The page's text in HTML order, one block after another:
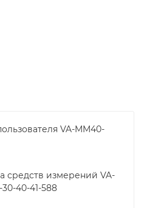
VA-MM40-
средств измерений VA-
30-40-41-588